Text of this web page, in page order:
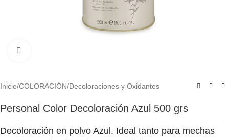
Inicio/COLORACIÓN/Decoloraciones y Oxidantes
Personal Color Decoloración Azul 500 grs
Decoloración en polvo Azul. Ideal tanto para mechas